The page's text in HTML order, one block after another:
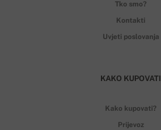
Tko smo?
Kontakti
Uvjeti poslovanja
KAKO KUPOVATI
Kako kupovati?
Prijevoz